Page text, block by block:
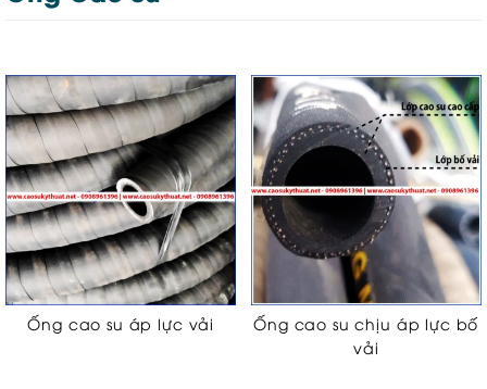
Ống cao su áp lực vải
Ống cao su chịu áp lực bố
vải